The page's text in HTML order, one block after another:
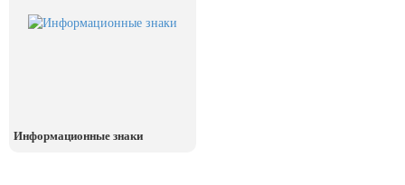
Информационные знаки